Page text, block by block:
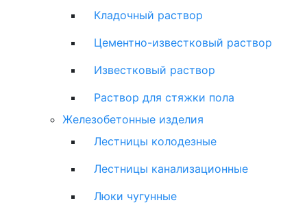
Кладочный раствор
Цементно-известковый раствор
Известковый раствор
Раствор для стяжки пола
Железобетонные изделия
Лестницы колодезные
Лестницы канализационные
Люки чугунные